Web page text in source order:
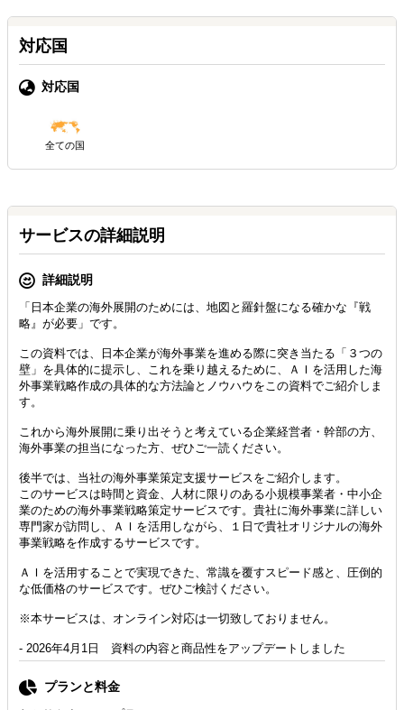
対応国
対応国
全ての国
サービスの詳細説明
詳細説明
「日本企業の海外展開のためには、地図と羅針盤になる確かな『戦
略』が必要」です。
この資料では、日本企業が海外事業を進める際に突き当たる「３つの
壁」を具体的に提示し、これを乗り越えるために、ＡＩを活用した海
外事業戦略作成の具体的な方法論とノウハウをこの資料でご紹介しま
す。
これから海外展開に乗り出そうと考えている企業経営者・幹部の方、
海外事業の担当になった方、ぜひご一読ください。
後半では、当社の海外事業策定支援サービスをご紹介します。
このサービスは時間と資金、人材に限りのある小規模事業者・中小企
業のための海外事業戦略策定サービスです。貴社に海外事業に詳しい
専門家が訪問し、ＡＩを活用しながら、１日で貴社オリジナルの海外
事業戦略を作成するサービスです。
ＡＩを活用することで実現できた、常識を覆すスピード感と、圧倒的
な低価格のサービスです。ぜひご検討ください。
※本サービスは、オンライン対応は一切致しておりません。
- 2026年4月1日 資料の内容と商品性をアップデートしました
プランと料金